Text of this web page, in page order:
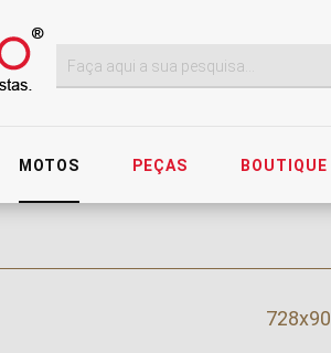
MOTOS PEÇAS BOUTIQUE
728x90